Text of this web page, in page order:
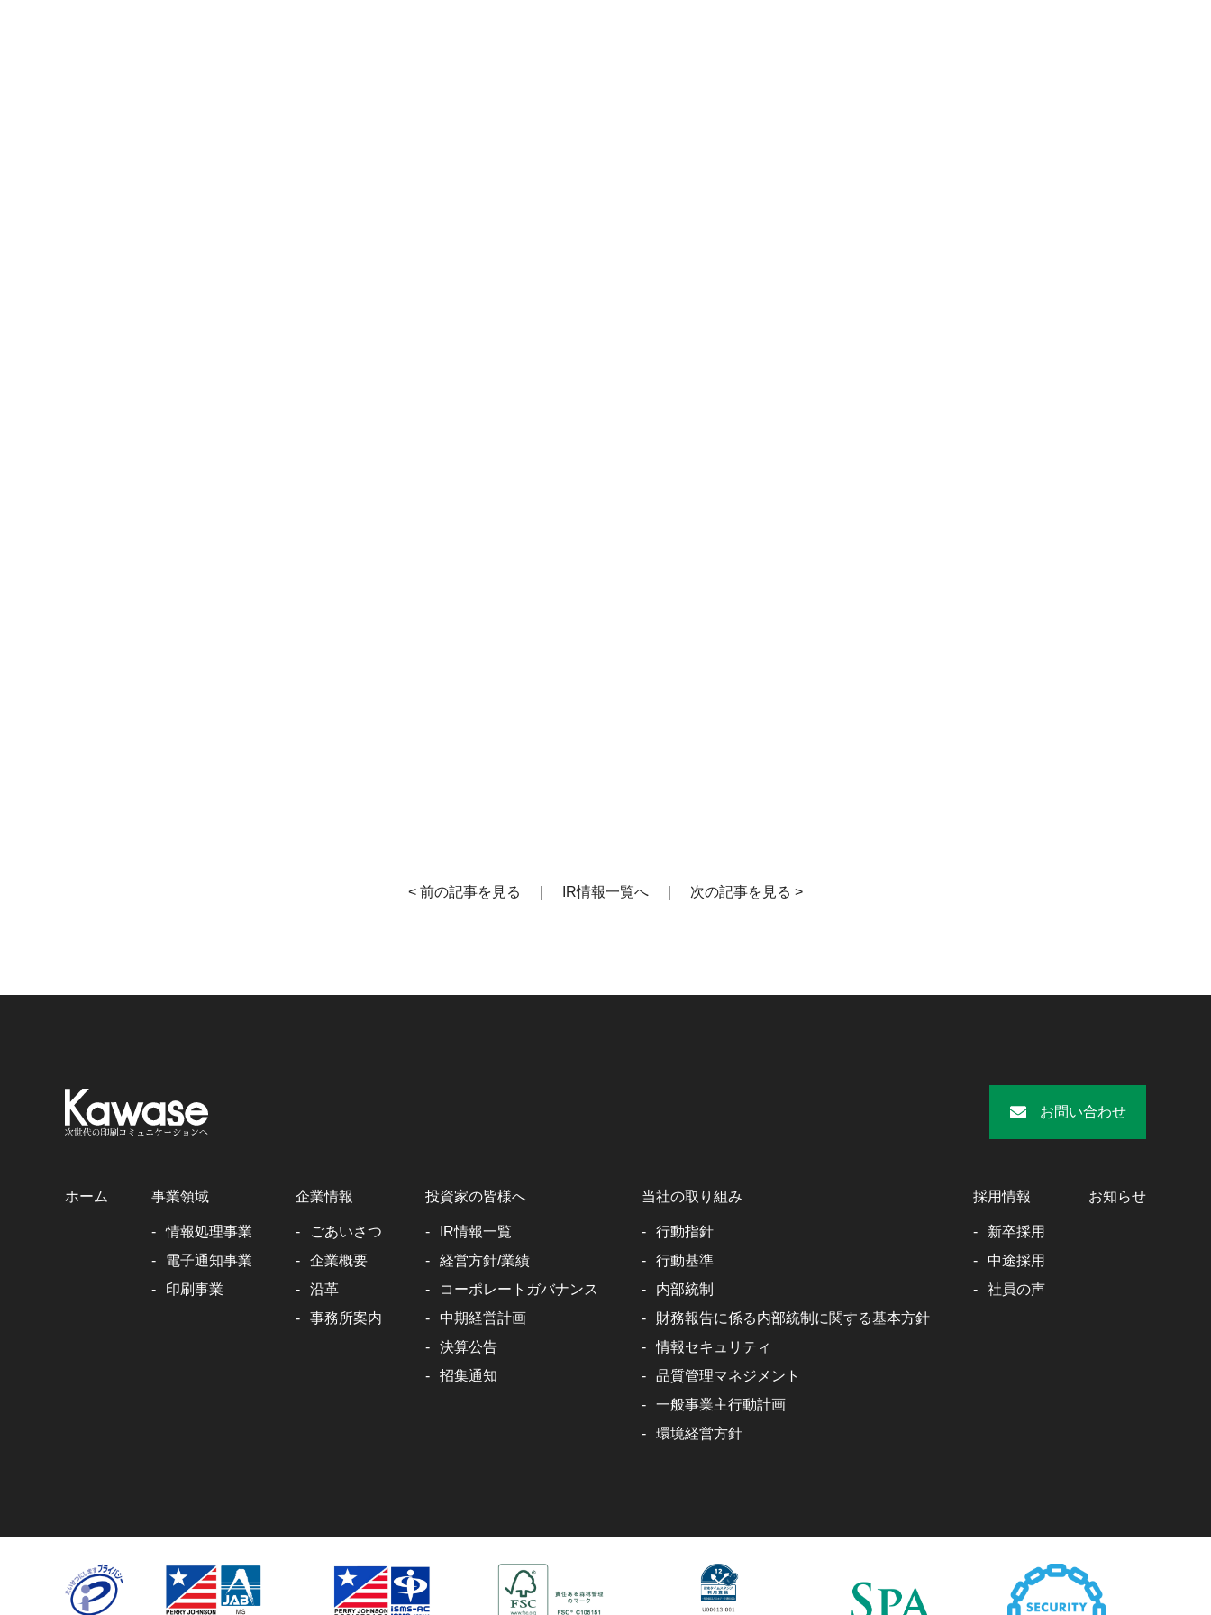
< 前の記事を見る IR情報一覧へ 次の記事を見る >
お問い合わせ
ホーム 事業領域
情報処理事業
電子通知事業
印刷事業
企業情報
ごあいさつ
企業概要
沿革
事務所案内
投資家の皆様へ
IR情報一覧
経営方針/業績
コーポレートガバナンス
中期経営計画
決算公告
招集通知
当社の取り組み
行動指針
行動基準
内部統制
財務報告に係る内部統制に関する基本方針
情報セキュリティ
品質管理マネジメント
一般事業主行動計画
環境経営方針
採用情報
新卒採用
中途採用
社員の声
お知らせ